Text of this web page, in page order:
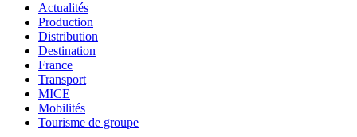
Actualités
Production
Distribution
Destination
France
Transport
MICE
Mobilités
Tourisme de groupe